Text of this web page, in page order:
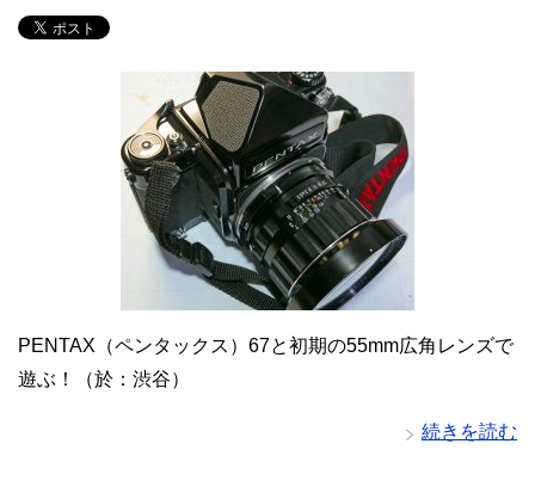
PENTAX（ペンタックス）67と初期の55mm広角レンズで
遊ぶ！（於：渋谷）
続きを読む